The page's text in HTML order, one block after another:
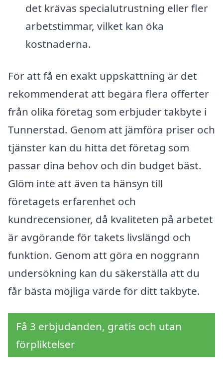
det krävas specialutrustning eller fler
arbetstimmar, vilket kan öka
kostnaderna.
För att få en exakt uppskattning är det
rekommenderat att begära flera offerter
från olika företag som erbjuder takbyte i
Tunnerstad. Genom att jämföra priser och
tjänster kan du hitta det företag som
passar dina behov och din budget bäst.
Glöm inte att även ta hänsyn till
företagets erfarenhet och
kundrecensioner, då kvaliteten på arbetet
är avgörande för takets livslängd och
funktion. Genom att göra en noggrann
undersökning kan du säkerställa att du
får bästa möjliga värde för ditt takbyte.
Få 3 erbjudanden, gratis och utan
förpliktelser